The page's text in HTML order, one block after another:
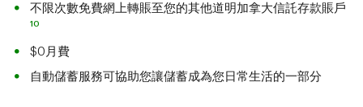
不限次數免費網上轉賬至您的其他道明加拿大信託存款賬戶
10
$0月費
自動儲蓄服務可協助您讓儲蓄成為您日常生活的一部分